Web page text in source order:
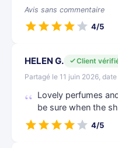
Avis sans commentaire
4/5
HELEN G.
Client
Partagé le 11 juin 2026,
Lovely perfumes
be sure when the
4/5